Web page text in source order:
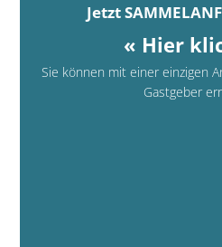
Jetzt
« Hier
Sie können mit einer einzigen
Gastgeber